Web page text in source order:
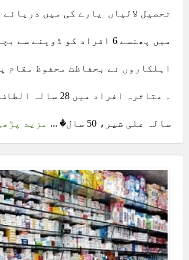
تحصیل لالیاں یارے کی میں
میں پھنسے 6 افراد کو ڈوپنے سے
اہلکاروں نے بحفاظت محفوظ مقام
سالہ علی شیر، 50 سال� ... مزید